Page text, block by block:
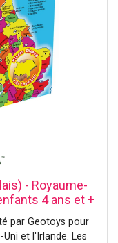
- Royaume-
4 ans et +
par Geotoys pour
et l'Irlande. Les